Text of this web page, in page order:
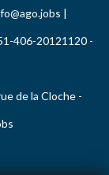
|
406-20121120 -
de la Cloche -